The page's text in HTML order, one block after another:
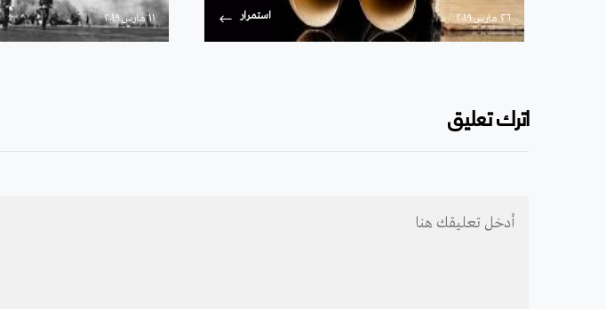
۲٦ مارس ۲۰۱۹ استمرار ۱۱ مارس ۲۰۱۹
اترك تعليق